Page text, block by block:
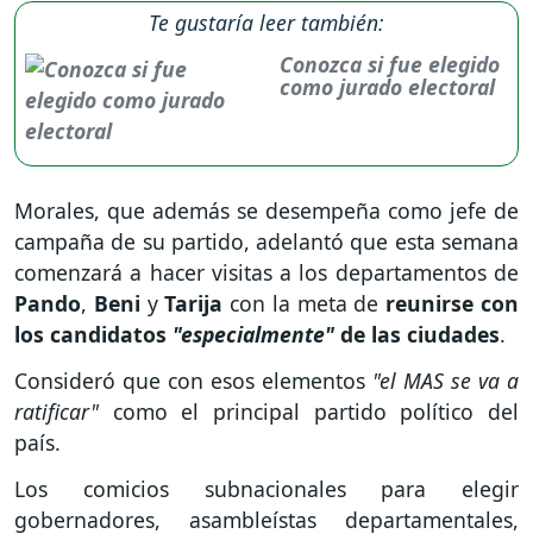
Te gustaría leer también:
Conozca si fue elegido
como jurado electoral
Morales, que además se desempeña como jefe de
campaña de su partido, adelantó que esta semana
comenzará a hacer visitas a los departamentos de
Pando, Beni yTarija con la meta de reunirse con
los candidatos "especialmente" de las ciudades.
Consideró que con esos elementos "el MAS se va a
ratificar" como el principal partido político del
país.
Los comicios subnacionales para elegir
gobernadores, asambleístas departamentales,